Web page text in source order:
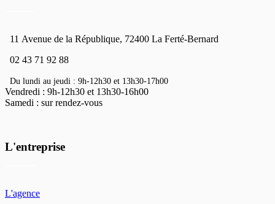
11 Avenue de la République, 72400 La Ferté-Bernard
02 43 71 92 88
Du lundi au jeudi : 9h-12h30 et 13h30-17h00
Vendredi : 9h-12h30 et 13h30-16h00
Samedi : sur rendez-vous
L'entreprise
L'agence